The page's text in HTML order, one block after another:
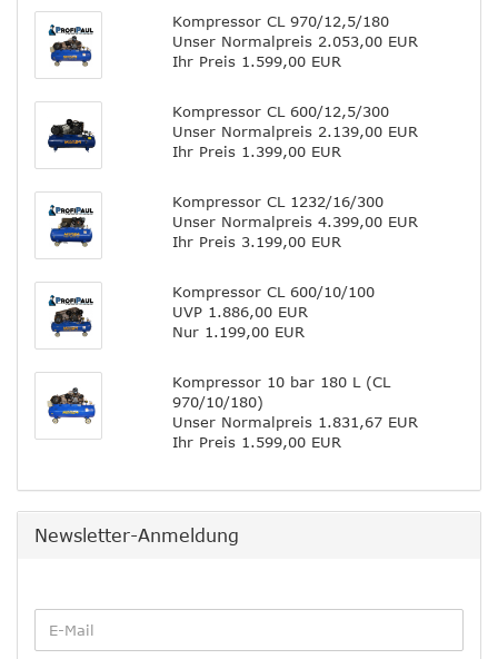
Kompressor CL 970/12,5/180
Unser Normalpreis 2.053,00 EUR
Ihr Preis 1.599,00 EUR
Kompressor CL 600/12,5/300
Unser Normalpreis 2.139,00 EUR
Ihr Preis 1.399,00 EUR
Kompressor CL 1232/16/300
Unser Normalpreis 4.399,00 EUR
Ihr Preis 3.199,00 EUR
Kompressor CL 600/10/100
UVP 1.886,00 EUR
Nur 1.199,00 EUR
Kompressor 10 bar 180 L (CL
970/10/180)
Unser Normalpreis 1.831,67 EUR
Ihr Preis 1.599,00 EUR
Newsletter-Anmeldung
ZURE-
Mail